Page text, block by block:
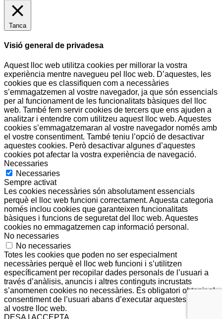
Tanca
Visió general de privadesa
Aquest lloc web utilitza cookies per millorar la vostra
experiència mentre navegueu pel lloc web. D’aquestes, les
cookies que es classifiquen com a necessàries
s’emmagatzemen al vostre navegador, ja que són essencials
per al funcionament de les funcionalitats bàsiques del lloc
web. També fem servir cookies de tercers que ens ajuden a
analitzar i entendre com utilitzeu aquest lloc web. Aquestes
cookies s’emmagatzemaran al vostre navegador només amb
el vostre consentiment. També teniu l’opció de desactivar
aquestes cookies. Però desactivar algunes d’aquestes
cookies pot afectar la vostra experiència de navegació.
Necessaries
Necessaries
Sempre activat
Les cookies necessàries són absolutament essencials
perquè el lloc web funcioni correctament. Aquesta categoria
només inclou cookies que garanteixen funcionalitats
bàsiques i funcions de seguretat del lloc web. Aquestes
cookies no emmagatzemen cap informació personal.
No necessaries
No necessaries
Totes les cookies que poden no ser especialment
necessàries perquè el lloc web funcioni i s’utilitzen
específicament per recopilar dades personals de l’usuari a
través d’anàlisis, anuncis i altres continguts incrustats
s’anomenen cookies no necessàries. És obligatori obtenir el
consentiment de l’usuari abans d’executar aquestes cookies
al vostre lloc web.
DESA I ACCEPTA